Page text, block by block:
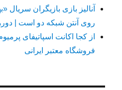
آنالیز بازی بازیگران
روی آنتن شبکه دو است |
فروشگاه معتبر ایرانی